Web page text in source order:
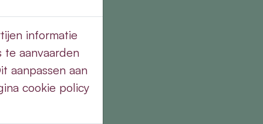
informatie
aanvaarden
aanpassen aan
cookie policy